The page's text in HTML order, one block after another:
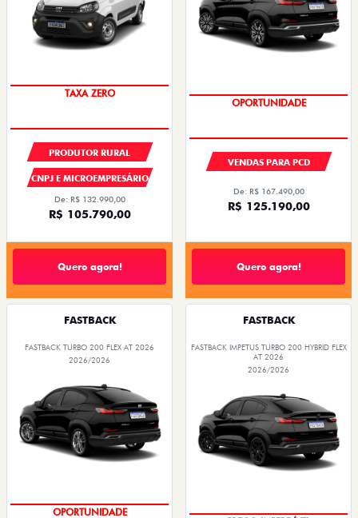
TAXA ZERO
PRODUTOR RURAL
CNPJ E MICROEMPRESÁRIO
De: R$ 132.990,00
R$ 105.790,00
Quero agora!
OPORTUNIDADE
VENDAS PARA PCD
De: R$ 167.490,00
R$ 125.190,00
Quero agora!
FASTBACK
FASTBACK TURBO 200 FLEX AT 2026
2026/2026
OPORTUNIDADE
FASTBACK
FASTBACK IMPETUS TURBO 200 HYBRID FLEX
AT 2026
2026/2026